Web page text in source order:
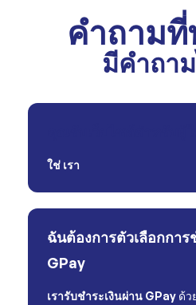
คำถาม
มีคำถา
ใช่ เรา
ฉันต้องการตัวเลือกการ
GPay
เรารับชำระเงินผ่าน GPay ด้ว